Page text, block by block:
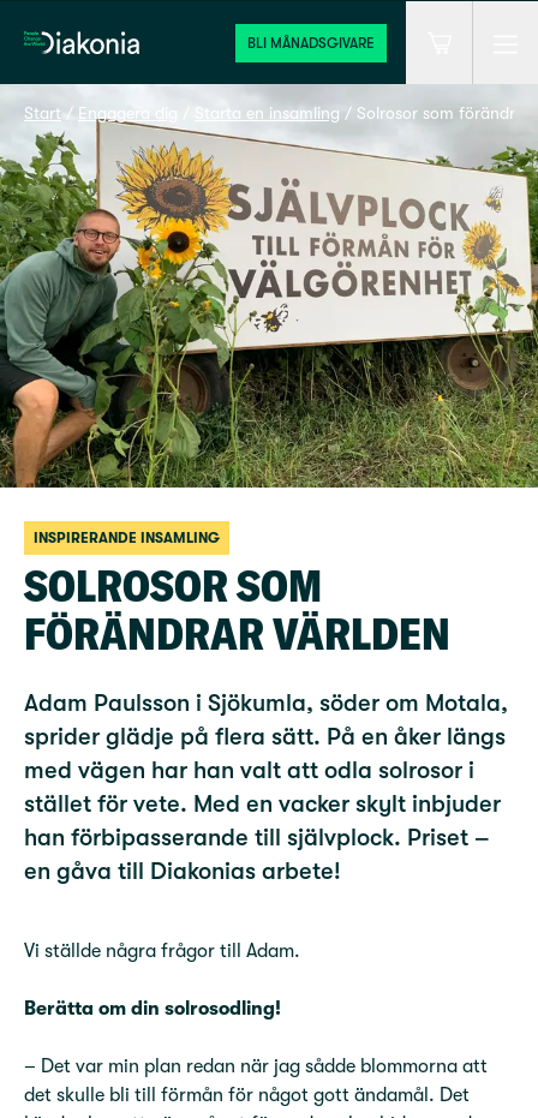
Hem BLI MÅNADSGIVARE
Start / Engagera dig Starta en insamling / Solrosor som förändrar
INSPIRERANDE INSAMLING
SOLROSOR SOM
FÖRÄNDRAR VÄRLDEN
Adam Paulsson i Sjökumla, söder om Motala,
sprider glädje på flera sätt. På en åker längs
med vägen har han valt att odla solrosor i
stället för vete. Med en vacker skylt inbjuder
han förbipasserande till självplock. Priset –
en gåva till Diakonias arbete!
Vi ställde några frågor till Adam.
Berätta om din solrosodling!
– Det var min plan redan när jag sådde blommorna att
det skulle bli till förmån för något gott ändamål. Det